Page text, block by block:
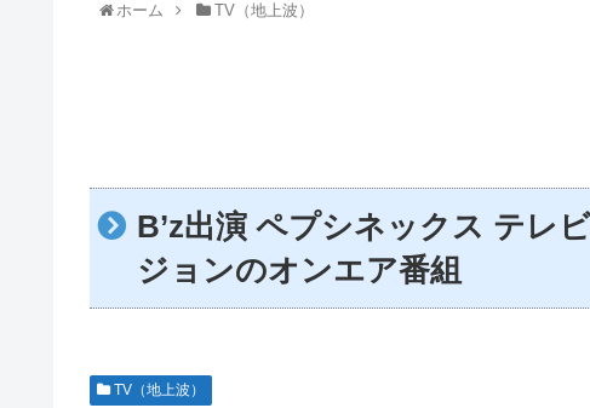
ホーム TV（地上波）
B’z出演 ペプシネックス テレ
ジョンのオンエア番組
TV（地上波）